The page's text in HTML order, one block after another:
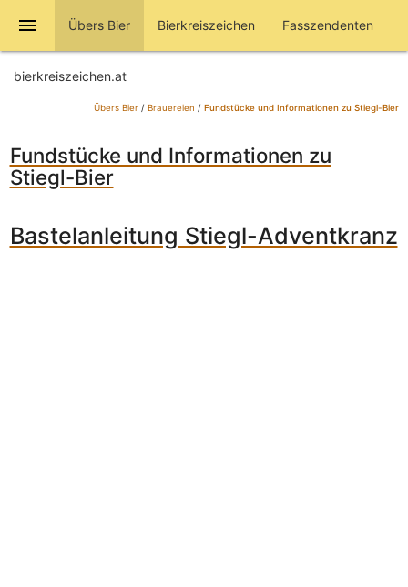
menu Übers Bier Bierkreiszeichen Fasszendenten
bierkreiszeichen.at
Übers Bier/ Brauereien / Fundstücke und Informationen zu Stiegl-Bier
Fundstücke und Informationen zu
Stiegl-Bier
Bastelanleitung Stiegl-Adventkranz